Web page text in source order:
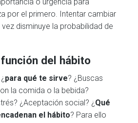
por el primero. Intentar cambiar
disminuye la probabilidad de
del hábito
para qué te sirve? ¿Buscas
la comida o la bebida?
¿Aceptación social? ¿ Qué
el hábito? Para ello